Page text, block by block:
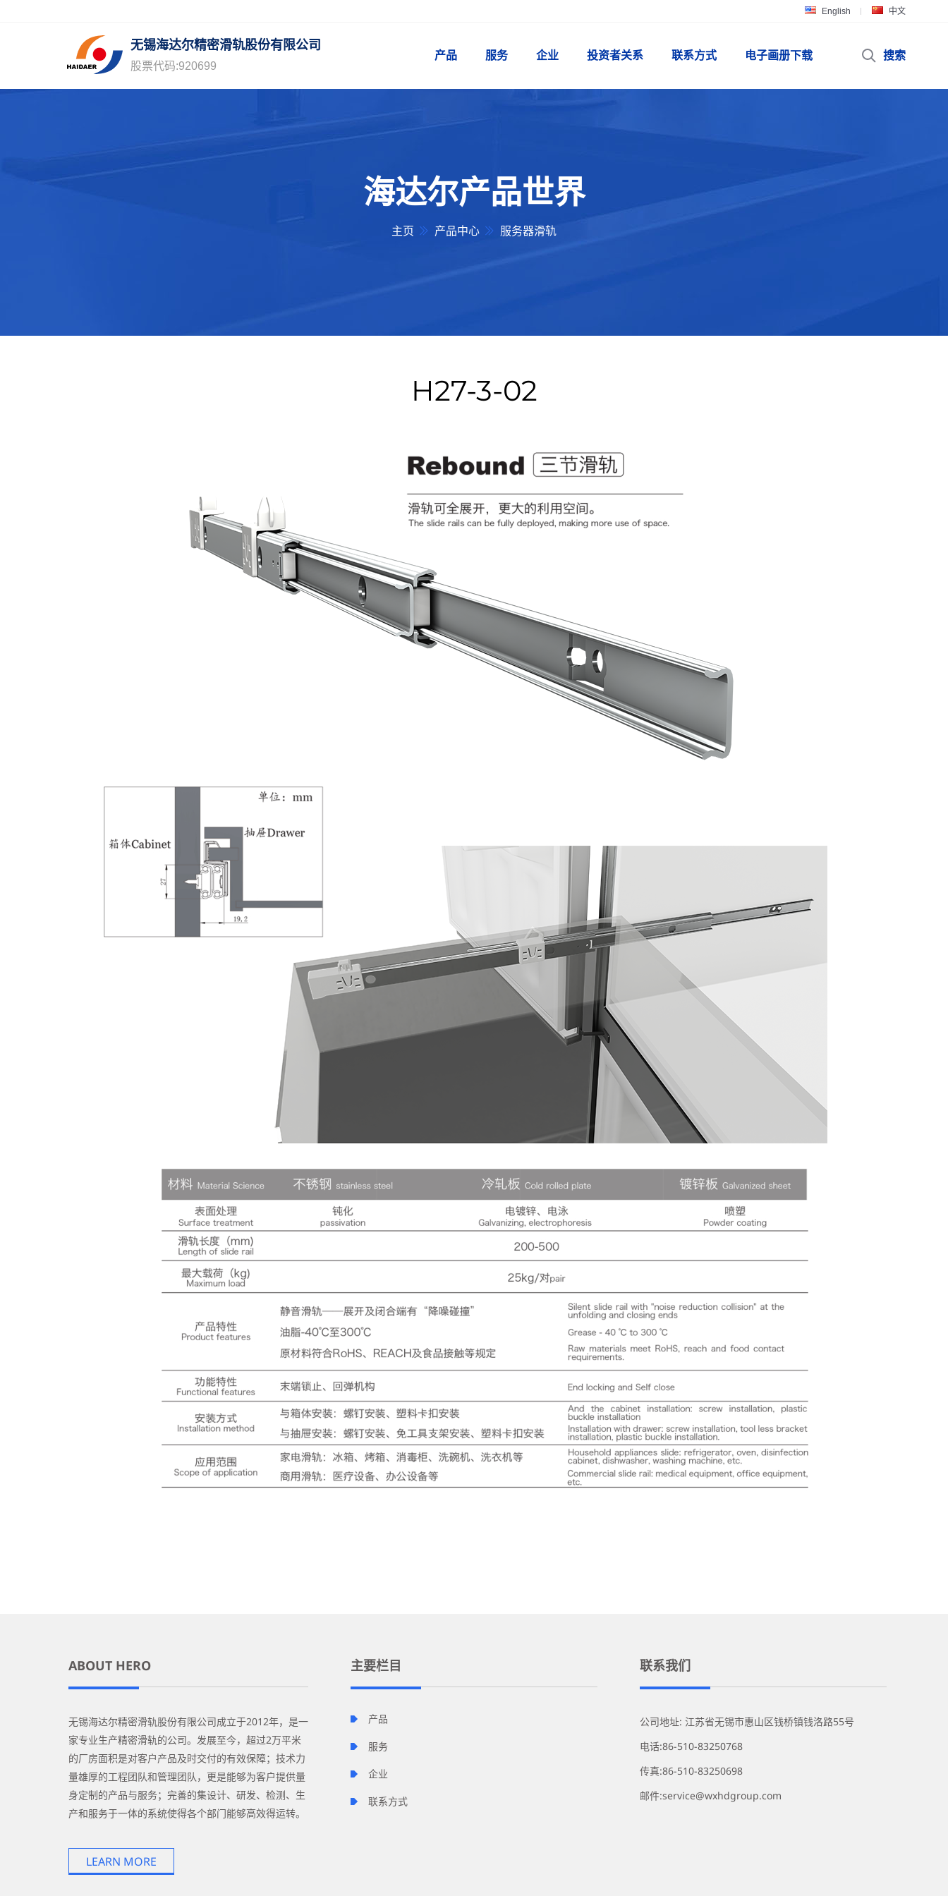
English 中文
无锡海达尔精密滑轨股份有限公司
股票代码:920699
产品 服务 企业 投资者关系 联系方式 电子画册下载 搜索
海达尔产品世界
主页 产品中心 服务器滑轨
H27-3-02
ABOUT HERO
无锡海达尔精密滑轨股份有限公司成立于2012年，是一
家专业生产精密滑轨的公司。发展至今，超过2万平米
的厂房面积是对客户产品及时交付的有效保障；技术力
量雄厚的工程团队和管理团队，更是能够为客户提供量
身定制的产品与服务；完善的集设计、研发、检测、生
产和服务于一体的系统使得各个部门能够高效得运转。
LEARN MORE
主要栏目
产品
服务
企业
联系方式
联系我们
公司地址: 江苏省无锡市惠山区钱桥镇钱洛路55号
电话:86-510-83250768
传真:86-510-83250698
邮件:service@wxhdgroup.com